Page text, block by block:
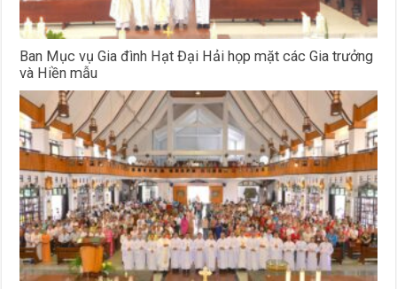
Ban Mục vụ Gia đình Hạt Đại Hải họp mặt các Gia trưởng
và Hiền mẫu